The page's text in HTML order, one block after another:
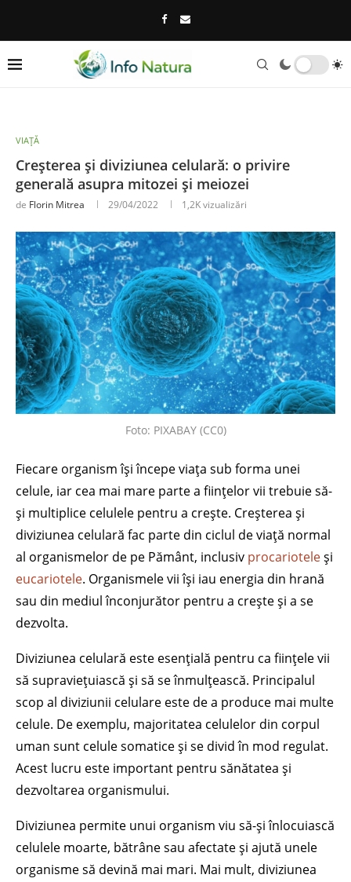
VIAȚĂ
Creșterea și diviziunea celulară: o privire
generală asupra mitozei și meiozei
de Florin Mitrea 29/04/2022 1,2Kvizualizări
Foto: PIXABAY (CC0)
Fiecare organism își începe viața sub forma unei
celule, iar cea mai mare parte a ființelor vii trebuie să-
și multiplice celulele pentru a crește. Creșterea și
diviziunea celulară fac parte din ciclul de viață normal
al organismelor de pe Pământ, inclusiv procarioteleși
eucariotele. Organismele vii își iau energia din hrană
sau din mediul înconjurător pentru a crește și a se
dezvolta.
Diviziunea celulară este esențială pentru ca ființele vii
să supraviețuiască și să se înmulțească. Principalul
scop al diviziunii celulare este de a produce mai multe
celule. De exemplu, majoritatea celulelor din corpul
uman sunt celule somatice și se divid în mod regulat.
Acest lucru este important pentru sănătatea și
dezvoltarea organismului.
Diviziunea permite unui organism viu să-și înlocuiască
celulele moarte, bătrâne sau afectate și ajută unele
organisme să devină mai mari. Mai mult, diviziunea